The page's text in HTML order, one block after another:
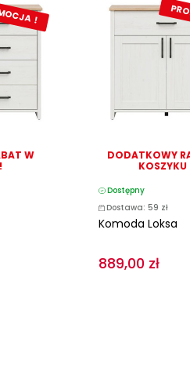
!
W
DODATKOWY
Dostępny
Dostawa: 59 zł
Komoda Loksa
889,00 zł